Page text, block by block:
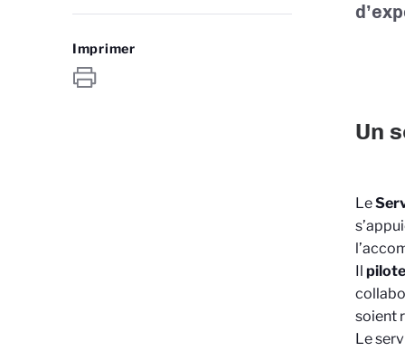
Imprimer
Un
Le
Il
soient
Le